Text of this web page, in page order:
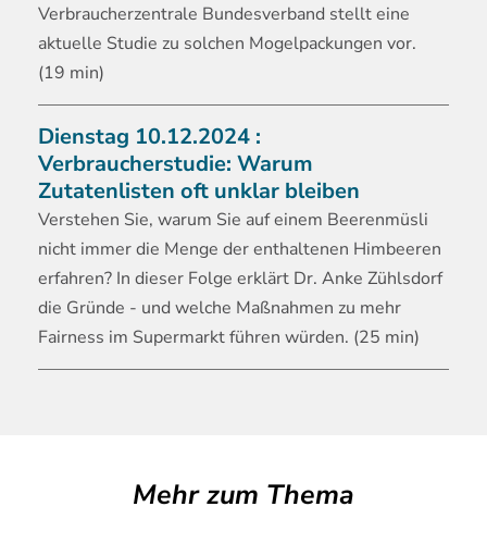
Verbraucherzentrale Bundesverband stellt eine
aktuelle Studie zu solchen Mogelpackungen vor.
(19 min)
Dienstag 10.12.2024 :
Verbraucherstudie: Warum
Zutatenlisten oft unklar bleiben
Verstehen Sie, warum Sie auf einem Beerenmüsli
nicht immer die Menge der enthaltenen Himbeeren
erfahren? In dieser Folge erklärt Dr. Anke Zühlsdorf
die Gründe - und welche Maßnahmen zu mehr
Fairness im Supermarkt führen würden. (25 min)
Mehr zum Thema